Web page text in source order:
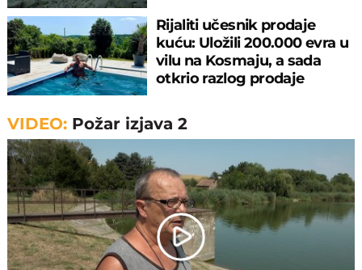
Rijaliti učesnik prodaje
kuću: Uložili 200.000 evra u
vilu na Kosmaju, a sada
otkrio razlog prodaje
VIDEO: Požar izjava 2
Play